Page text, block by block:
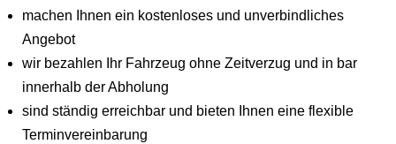
machen Ihnen ein kostenloses und unverbindliches
Angebot
wir bezahlen Ihr Fahrzeug ohne Zeitverzug und in bar
innerhalb der Abholung
sind ständig erreichbar und bieten Ihnen eine flexible
Terminvereinbarung